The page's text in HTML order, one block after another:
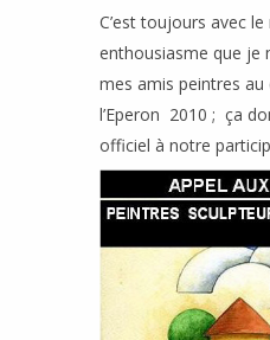
C’est toujours avec
enthousiasme que je
mes amis peintres au
l’Eperon 2010 ; ça
officiel à notre